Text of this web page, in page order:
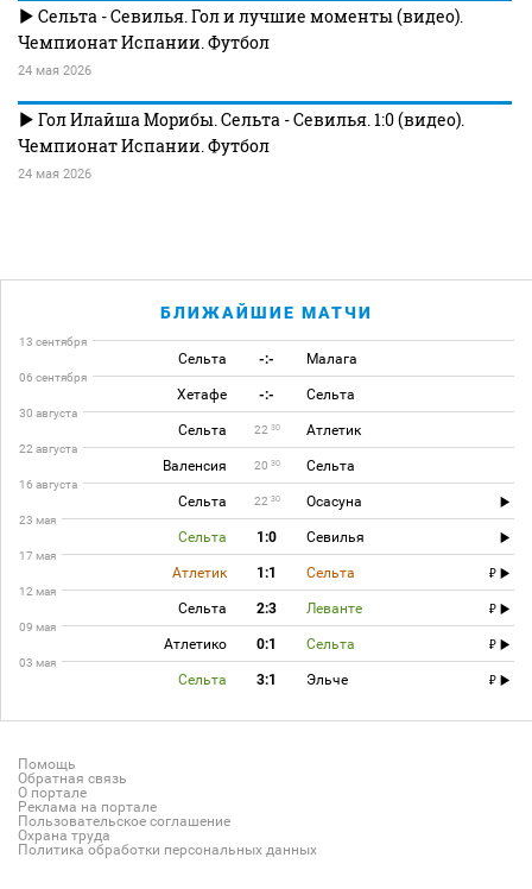
Сельта - Севилья. Гол и лучшие моменты (видео).
Чемпионат Испании. Футбол
24 мая 2026
Гол Илайша Морибы. Сельта - Севилья. 1:0 (видео).
Чемпионат Испании. Футбол
24 мая 2026
БЛИЖАЙШИЕ МАТЧИ
13 сентября
Сельта -:- Малага
06 сентября
Хетафе -:- Сельта
30 августа
Сельта 22 30 Атлетик
22 августа
Валенсия 20 30 Сельта
16 августа
Сельта 22 30 Осасуна
23 мая
Сельта 1:0 Севилья
17 мая
Атлетик 1:1 Сельта
12 мая
Сельта 2:3 Леванте
09 мая
Атлетико 0:1 Сельта
03 мая
Сельта 3:1 Эльче
Помощь
Обратная связь
О портале
Реклама на портале
Пользовательское соглашение
Охрана труда
Политика обработки персональных данных